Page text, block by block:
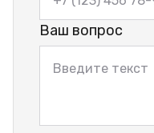
Ваш вопрос